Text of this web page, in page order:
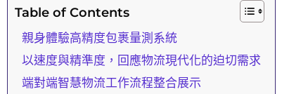
Table of Contents
親身體驗高精度包裹量測系統
以速度與精準度，回應物流現代化的迫切需求
端對端智慧物流工作流程整合展示